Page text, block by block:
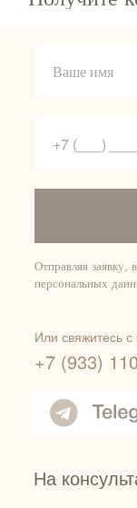
Отправляя заявку,
персональных
На
+7 (933)
Или свяжитесь